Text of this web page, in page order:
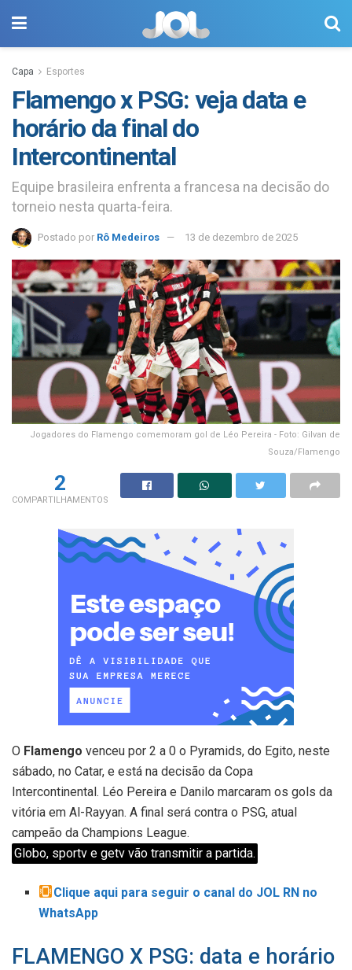
Capa Esportes
Flamengo x PSG: veja data e
horário da final do
Intercontinental
Equipe brasileira enfrenta a francesa na decisão do
torneio nesta quarta-feira.
Postado por Rô Medeiros 13 de dezembro de 2025
Jogadores do Flamengo comemoram gol de Léo Pereira - Foto: Gilvan de
Souza/Flamengo
2
COMPARTILHAMENTOS
O Flamengo venceu por 2 a 0 o Pyramids, do Egito, neste
sábado, no Catar, e está na decisão da Copa
Intercontinental. Léo Pereira e Danilo marcaram os gols da
vitória em Al-Rayyan. A final será contra o PSG, atual
campeão da Champions League.
Globo, sportv e getv vão transmitir a partida.
Clique aqui para seguir o canal do JOL RN no
WhatsApp
FLAMENGO X PSG: data e horário